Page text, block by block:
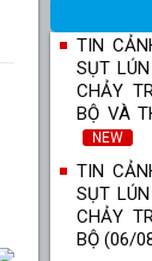
TIN
SỤT
CHẢY
BỘ VÀ
NEW
TIN
SỤT
CHẢY
BỘ (06/